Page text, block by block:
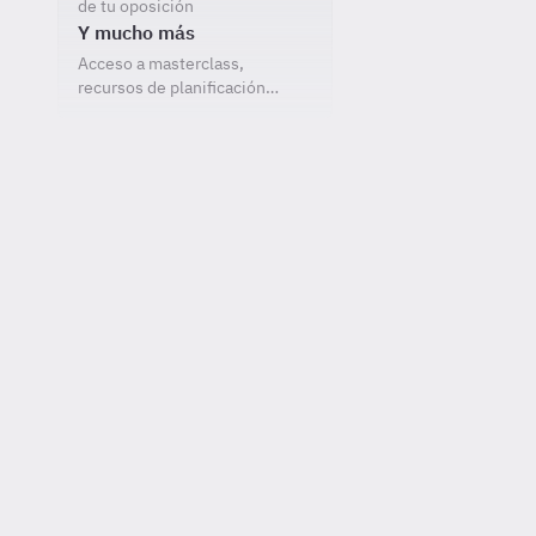
de tu oposición
Y mucho más
Acceso a masterclass,
recursos de planificación…